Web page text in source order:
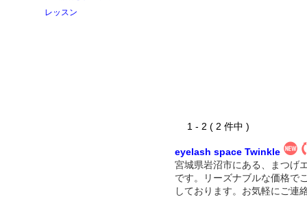
1 - 2 ( 2 件中 )
eyelash space Twinkle
宮城県岩沼市にある、まつげ
です。リーズナブルな価格で
しております。お気軽にご連